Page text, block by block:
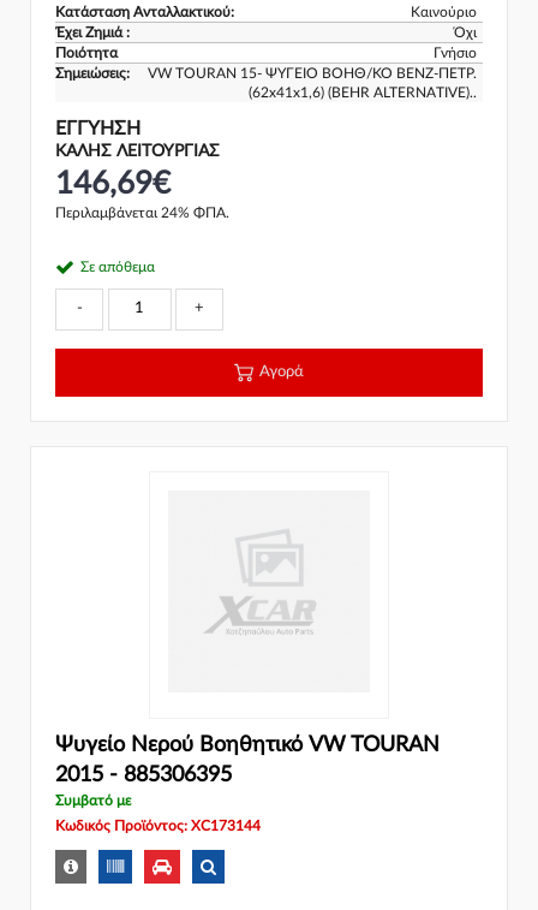
Κατάσταση Ανταλλακτικού:
Καινούριο
Έχει Ζημιά :
Όχι
Ποιότητα
Γνήσιο
Σημειώσεις:
VW TOURAN 15- ΨΥΓΕΙΟ ΒΟΗΘ/ΚΟ ΒΕΝΖ-ΠΕΤΡ.
(62x41x1,6) (BEHR ALTERNATIVE)..
ΕΓΓΎΗΣΗ
ΚΑΛΗΣ ΛΕΙΤΟΥΡΓΙΑΣ
146,69€
Περιλαμβάνεται 24% ΦΠΑ.
Σε απόθεμα
- +
Αγορά
Ψυγείο Νερού Βοηθητικό VW TOURAN
2015 - 885306395
Συμβατό με
Κωδικός Προϊόντος: XC173144